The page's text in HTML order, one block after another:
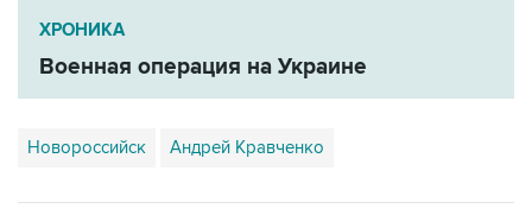
Военная операция на Украине
Новороссийск Андрей Кравченко